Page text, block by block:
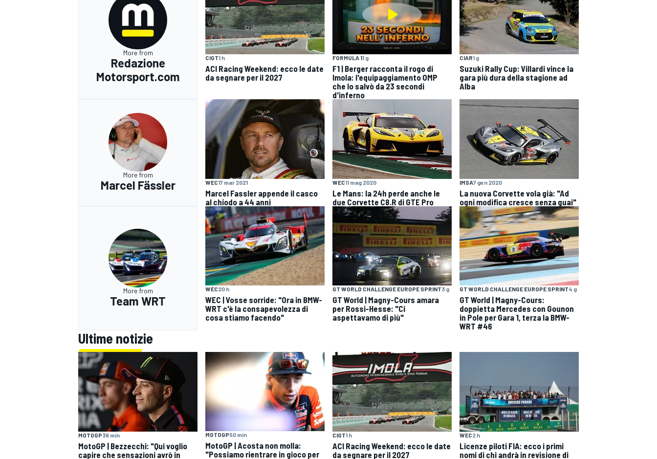
More from
Redazione
Motorsport.com
CIGT1 h
ACI Racing Weekend: ecco le date
da segnare per il 2027
FORMULA 11 g
F1 | Berger racconta il rogo di
Imola: l'equipaggiamento OMP
che lo salvò da 23 secondi
d'inferno
CIAR1 g
Suzuki Rally Cup: Villardi vince la
gara più dura della stagione ad
Alba
More from
Marcel Fässler WEC17 mar 2021
Marcel Fassler appende il casco
al chiodo a 44 anni
WEC11 mag 2020
Le Mans: la 24h perde anche le
due Corvette C8.R di GTE Pro
IMSA7 gen 2020
La nuova Corvette vola già: "Ad
ogni modifica cresce senza guai"
More from
Team WRT
WEC20 h
WEC | Vosse sorride: "Ora in BMW-
WRT c'è la consapevolezza di
cosa stiamo facendo"
GT WORLD CHALLENGE EUROPE SPRINT3 g
GT World | Magny-Cours amara
per Rossi-Hesse: "Ci
aspettavamo di più"
GT WORLD CHALLENGE EUROPE SPRINT4 g
GT World | Magny-Cours:
doppietta Mercedes con Gounon
in Pole per Gara 1, terza la BMW-
WRT #46
Ultime notizie
MOTOGP36 min
MotoGP | Bezzecchi: "Qui voglio
capire che sensazioni avrò in
MOTOGP50 min
MotoGP | Acosta non molla:
"Possiamo rientrare in gioco per
CIGT1 h
ACI Racing Weekend: ecco le date
da segnare per il 2027
WEC2 h
Licenze piloti FIA: ecco i primi
nomi di chi andrà in revisione di